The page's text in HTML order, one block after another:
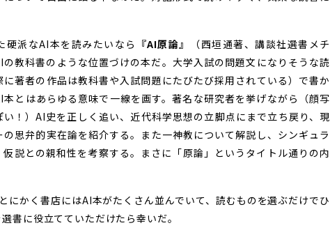
派なAI本を読みたいなら 『AI原論』
（西垣通著、講談社選書メチ
教科書のような位置づけの本だ。大学入試の問題文になりそうな読
著者の作品は教科書や入試問題にたびたび採用されている）で書か
とはあらゆる意味で一線を画す。著名な研究者を挙げながら（顔写
！）AI史を正しく追い、近代科学思想の立脚点にまで立ち戻り、現
思弁的実在論を紹介する。また一神教について解説し、シンギュラ
仮説との親和性を考察する。まさに「原論」というタイトル通りの内
にかく書店にはAI本がたくさん並んでいて、読むものを選ぶだけでひ
書に役立てていただけたら幸いだ。